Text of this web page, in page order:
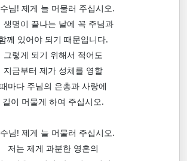
님! 제게 늘 머물러 주십시오.
생명이 끝나는 날에 꼭 주님과
께 있어야 되기 때문입니다.
그렇게 되기 위해서 적어도
지금부터 제가 성체를 영할
때마다 주님의 은총과 사랑에
길이 머물게 하여 주십시오.
님! 제게 늘 머물러 주십시오.
저는 제게 과분한 영혼의